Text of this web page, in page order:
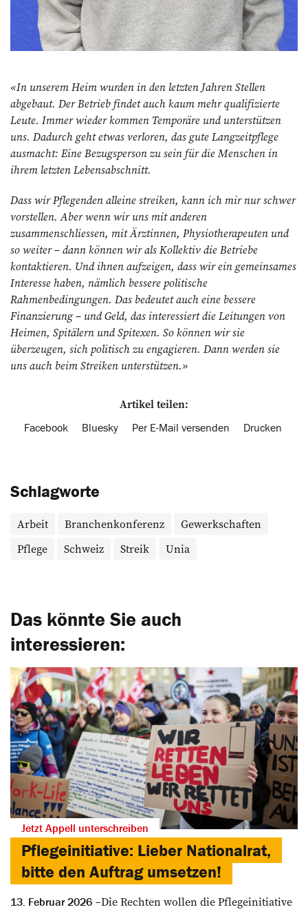
«In unserem Heim wurden in den letzten Jahren Stellen
abgebaut. Der Betrieb findet auch kaum mehr qualifizierte
Leute. Immer wieder kommen Temporäre und unterstützen
uns. Dadurch geht etwas verloren, das gute Langzeitpflege
ausmacht: Eine Bezugsperson zu sein für die Menschen in
ihrem letzten Lebensabschnitt.
Dass wir Pflegenden alleine streiken, kann ich mir nur schwer
vorstellen. Aber wenn wir uns mit anderen
zusammenschliessen, mit Ärztinnen, Physiotherapeuten und
so weiter – dann können wir als Kollektiv die Betriebe
kontaktieren. Und ihnen aufzeigen, dass wir ein gemeinsames
Interesse haben, nämlich bessere politische
Rahmenbedingungen. Das bedeutet auch eine bessere
Finanzierung – und Geld, das interessiert die Leitungen von
Heimen, Spitälern und Spitexen. So können wir sie
überzeugen, sich politisch zu engagieren. Dann werden sie
uns auch beim Streiken unterstützen.»
Artikel teilen:
Facebook Bluesky Per E-Mail versenden Drucken
Schlagworte
Arbeit Branchenkonferenz
Gewerkschaften
Pflege
Schweiz Streik Unia
Das könnte Sie auch
interessieren:
Jetzt Appell unterschreiben
Pflegeinitiative: Lieber Nationalrat,
bitte den Auftrag umsetzen!
13. Februar 2026
Die Rechten wollen die Pflegeinitiative